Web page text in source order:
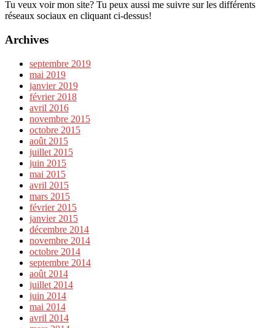
Tu veux voir mon site? Tu peux aussi me suivre sur les différents
réseaux sociaux en cliquant ci-dessus!
Archives
septembre 2019
mai 2019
janvier 2019
février 2018
avril 2016
novembre 2015
octobre 2015
août 2015
juillet 2015
juin 2015
mai 2015
avril 2015
mars 2015
février 2015
janvier 2015
décembre 2014
novembre 2014
octobre 2014
septembre 2014
août 2014
juillet 2014
juin 2014
mai 2014
avril 2014